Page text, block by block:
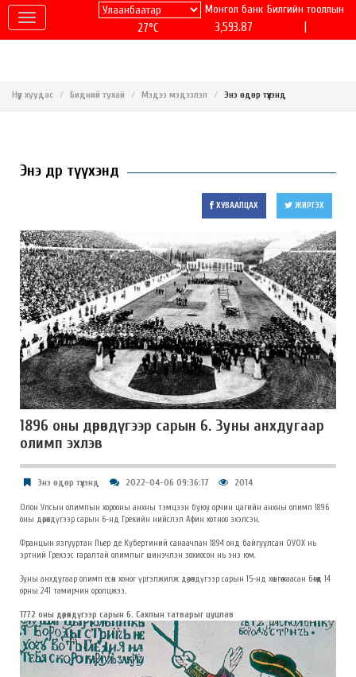
27°C
Монгол банк
3,593.87
Билгийн тооллын
Нүүр хуудас Бидний тухай Мэдээ мэдээлэл Энэ өдөр түүхэнд
Энэ өдөр түүхэнд
ХУВААЛЦАХ ЖИРГЭХ
1896 оны дөрөвдүгээр сарын 6. Зуны анхдугаар
олимп эхлэв
Энэ өдөр түүхэнд 2022-04-06 09:36:17 2014
Олон Улсын олимпын хорооны анхны тэмцээн буюу орчин цагийн анхны олимп 1896
оны дөрөвдүгээр сарын 6-нд Грекийн нийслэл Афин хотноо эхэлсэн.
Францын язгууртан Пьер де Кубертиний санаачлан 1894 онд байгуулсан ОУОХ нь
эртний Грекээс гаралтай олимпыг шинэчлэн зохиосон нь энэ юм.
Зуны анхдугаар олимп есөн хоног үргэлжилж дөрөвдүгээр сарын 15-нд хөшгөө хаасан бөгөөд 14
орны 241 тамирчин оролцжээ.
1772 оны дөрөвдүгээр сарын 6. Сахлын татварыг цуцлав